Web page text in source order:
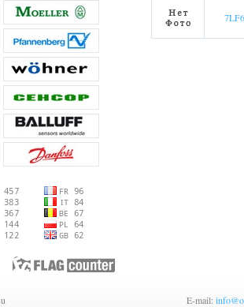
E-mail: